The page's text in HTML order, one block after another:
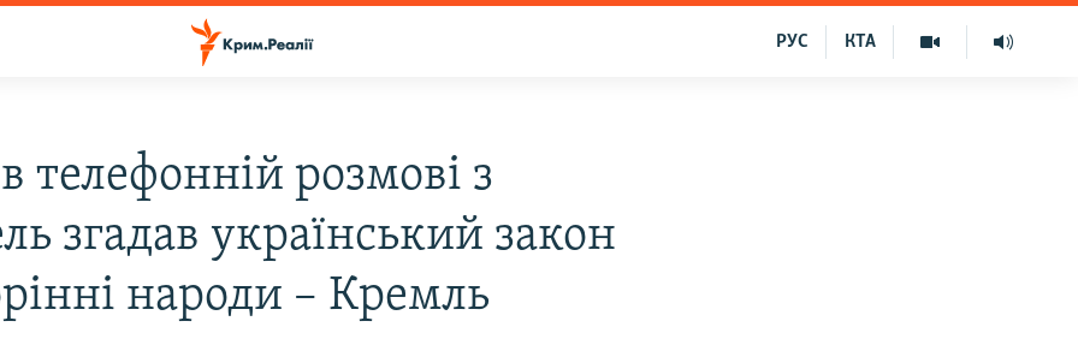
КТА
РУС
телефонній розмові з
згадав український закон
народи – Кремль